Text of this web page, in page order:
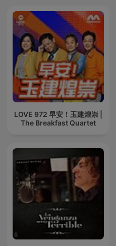
LOVE 972 早安！玉建煌崇 |
The Breakfast Quartet